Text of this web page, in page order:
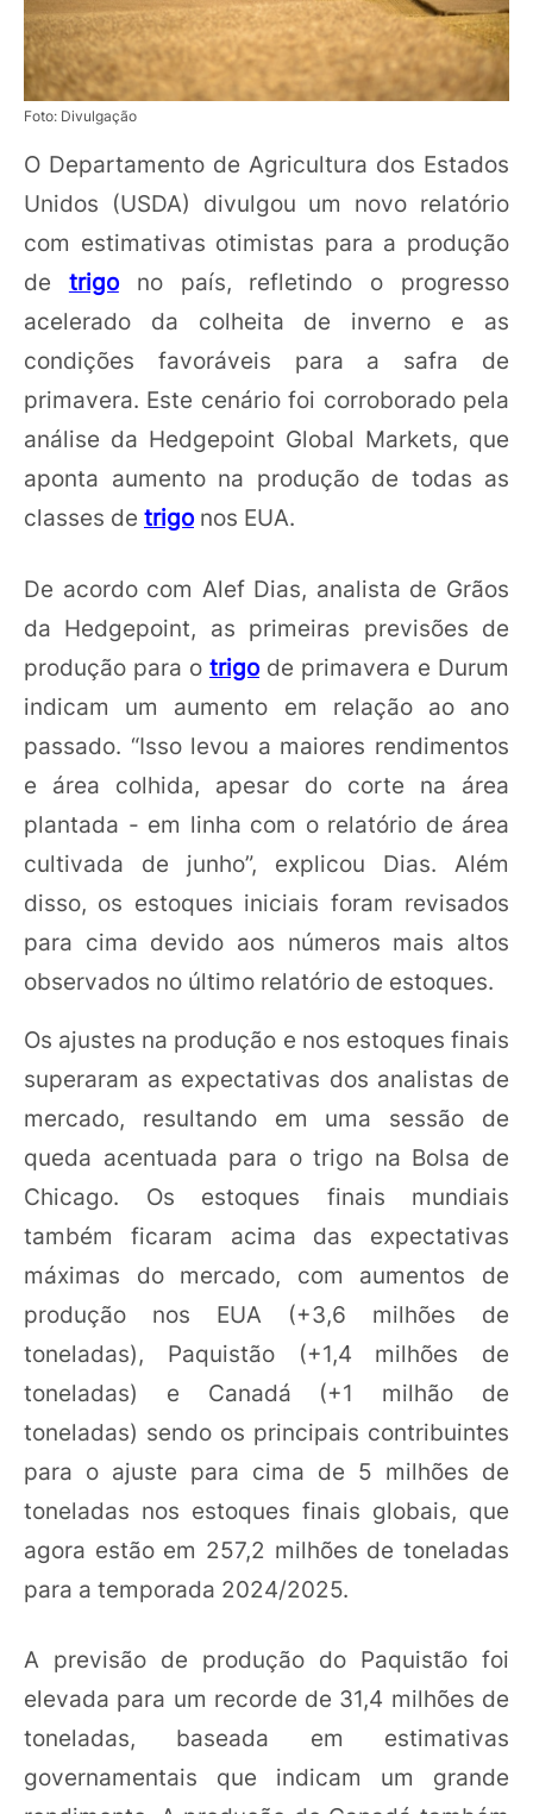
Foto: Divulgação
O Departamento de Agricultura dos Estados
Unidos (USDA) divulgou um novo relatório
com estimativas otimistas para a produção
de trigono país, refletindo o progresso
acelerado da colheita de inverno e as
condições favoráveis para a safra de
primavera. Este cenário foi corroborado pela
análise da Hedgepoint Global Markets, que
aponta aumento na produção de todas as
classes de trigonos EUA.
De acordo com Alef Dias, analista de Grãos
da Hedgepoint, as primeiras previsões de
produção para o trigode primavera e Durum
indicam um aumento em relação ao ano
passado. “Isso levou a maiores rendimentos
e área colhida, apesar do corte na área
plantada - em linha com o relatório de área
cultivada de junho”, explicou Dias. Além
disso, os estoques iniciais foram revisados
para cima devido aos números mais altos
observados no último relatório de estoques.
Os ajustes na produção e nos estoques finais
superaram as expectativas dos analistas de
mercado, resultando em uma sessão de
queda acentuada para o trigo na Bolsa de
Chicago. Os estoques finais mundiais
também ficaram acima das expectativas
máximas do mercado, com aumentos de
produção nos EUA (+3,6 milhões de
toneladas), Paquistão (+1,4 milhões de
toneladas) e Canadá (+1 milhão de
toneladas) sendo os principais contribuintes
para o ajuste para cima de 5 milhões de
toneladas nos estoques finais globais, que
agora estão em 257,2 milhões de toneladas
para a temporada 2024/2025.
A previsão de produção do Paquistão foi
elevada para um recorde de 31,4 milhões de
toneladas, baseada em estimativas
governamentais que indicam um grande